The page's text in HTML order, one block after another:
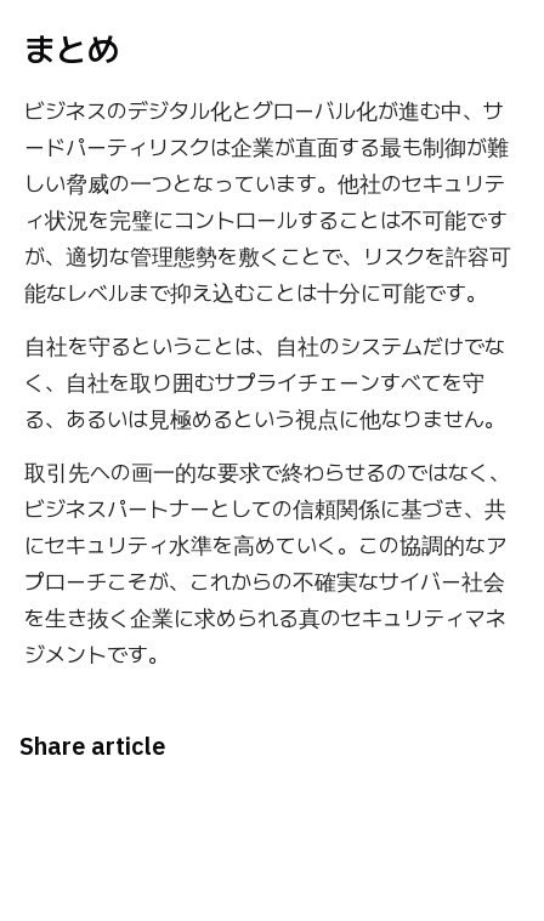
まとめ
ビジネスのデジタル化とグローバル化が進む中、サ
ードパーティリスクは企業が直面する最も制御が難
しい脅威の一つとなっています。他社のセキュリテ
ィ状況を完璧にコントロールすることは不可能です
が、適切な管理態勢を敷くことで、リスクを許容可
能なレベルまで抑え込むことは十分に可能です。
自社を守るということは、自社のシステムだけでな
く、自社を取り囲むサプライチェーンすべてを守
る、あるいは見極めるという視点に他なりません。
取引先への画一的な要求で終わらせるのではなく、
ビジネスパートナーとしての信頼関係に基づき、共
にセキュリティ水準を高めていく。この協調的なア
プローチこそが、これからの不確実なサイバー社会
を生き抜く企業に求められる真のセキュリティマネ
ジメントです。
Share article